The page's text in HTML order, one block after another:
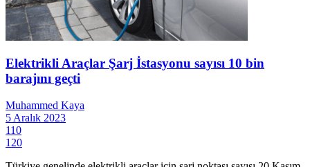
Elektrikli Araçlar Şarj İstasyonu sayısı 10 bin
barajını geçti
Muhammed Kaya
5 Aralık 2023
110
120